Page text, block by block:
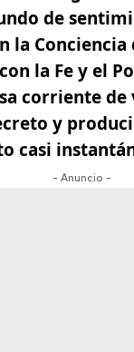
de
la Conciencia
la Fe y el
corriente de
y
casi
- Anuncio -